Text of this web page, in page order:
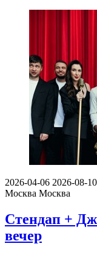
2026-04-06 2026-08-10
Москва Москва
Стендап +
вечер